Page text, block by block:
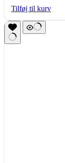
Tilføj til kurv